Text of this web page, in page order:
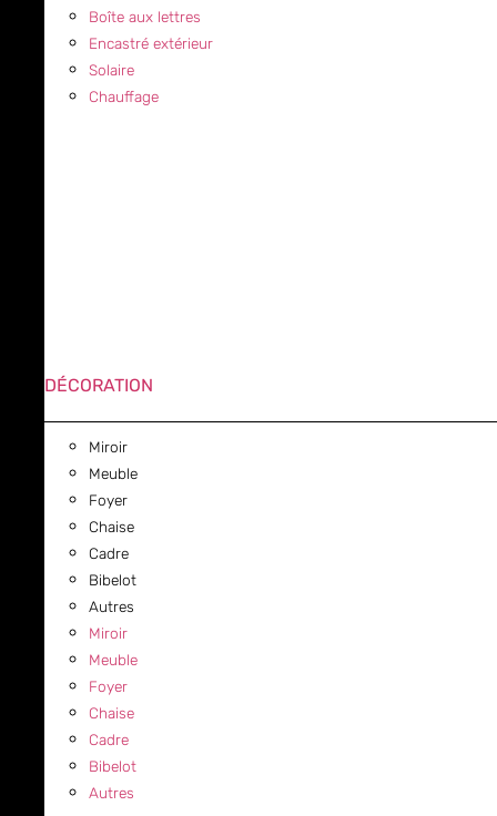
Boîte aux lettres
Encastré extérieur
Solaire
Chauffage
DÉCORATION
Miroir
Meuble
Foyer
Chaise
Cadre
Bibelot
Autres
Miroir
Meuble
Foyer
Chaise
Cadre
Bibelot
Autres